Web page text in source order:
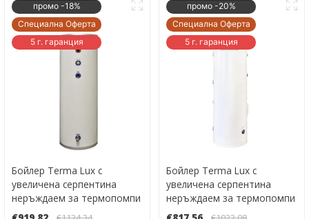
промо -18%
Специална Оферта
5 г. гаранция
Бойлер Terma Lux с
увеличена серпентина
неръждаем за термопомпи
200 литра
промо -20%
Специална Оферта
5 г. гаранция
Бойлер Terma Lux с
увеличена серпентина
неръждаем за термопомпи
150 литра